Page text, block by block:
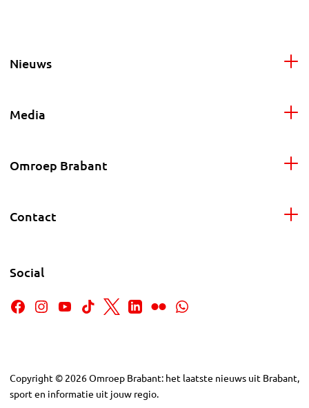
Nieuws
Media
Omroep Brabant
Contact
Social
Copyright © 2026Omroep Brabant: het laatste nieuws uit Brabant,
sport en informatie uit jouw regio.